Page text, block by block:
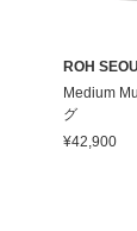
ROH
Medium
グ
¥42,900